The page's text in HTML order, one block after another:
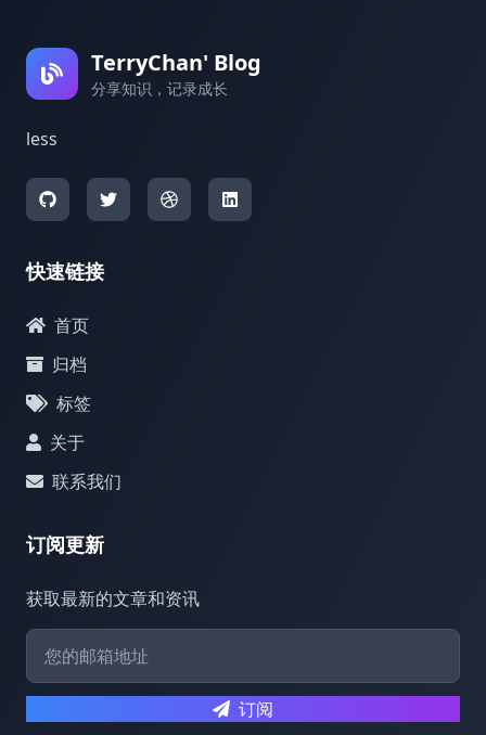
TerryChan' Blog
分享知识，记录成长
less
快速链接
首页
归档
标签
关于
联系我们
订阅更新
获取最新的文章和资讯
订阅